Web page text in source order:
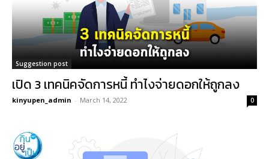
Suggestion post
เปิด 3 เทคนิคจัดการหนี้ ทำไงจ่ายดอกให้ถูกลง
kinyupen_admin - March 14, 2022 0